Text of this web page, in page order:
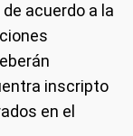
acuerdo a la
inscripto
en el